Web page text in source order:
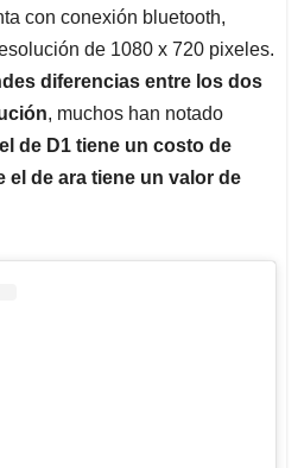
con conexión bluetooth,
de 1080 x 720 pixeles.
diferencias entre los dos
, muchos han notado
el de D1 tiene un costo de
el de ara tiene un valor de